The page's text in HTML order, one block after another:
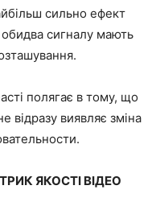
сильно ефект
сигналу мають
полягає в тому, що
відразу виявляє зміна
ЯКОСТІ ВІДЕО